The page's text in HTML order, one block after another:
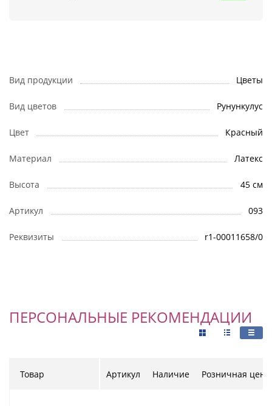
Вид продукции Цветы
Вид цветов Рунункулус
Цвет Красный
Материал Латекс
Высота 45 см
Артикул 093
Реквизиты r1-00011658/0
ПЕРСОНАЛЬНЫЕ РЕКОМЕНДАЦИИ
Товар Артикул Наличие Розничная цена